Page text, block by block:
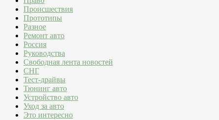
Происшествия
Прототипы
Разное
Ремонт авто
Россия
Руководства
Свободная лента новостей
СНГ
Тест-драйвы
Тюнинг авто
Устройство авто
Уход за авто
Это интересно